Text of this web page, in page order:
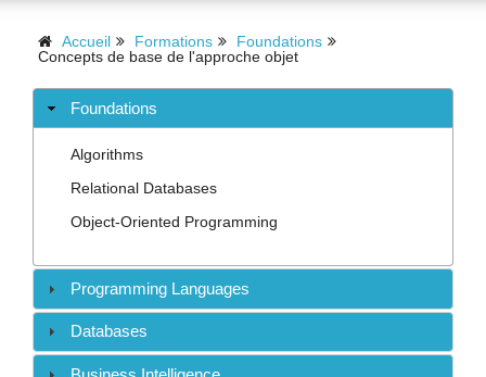
Formations
Missions
Recrutement
Contact
Accueil Formations
Foundations
Concepts de base de l'approche objet
Foundations
Algorithms
Relational Databases
Object-Oriented Programming
Programming Languages
Databases